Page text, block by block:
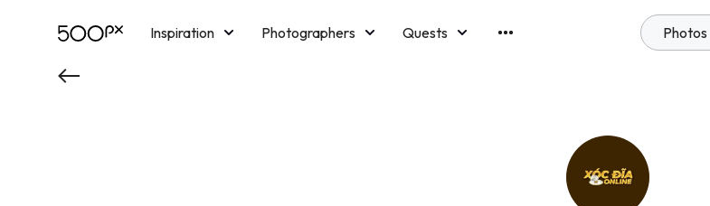
Inspiration Photographers
Quests
Photos